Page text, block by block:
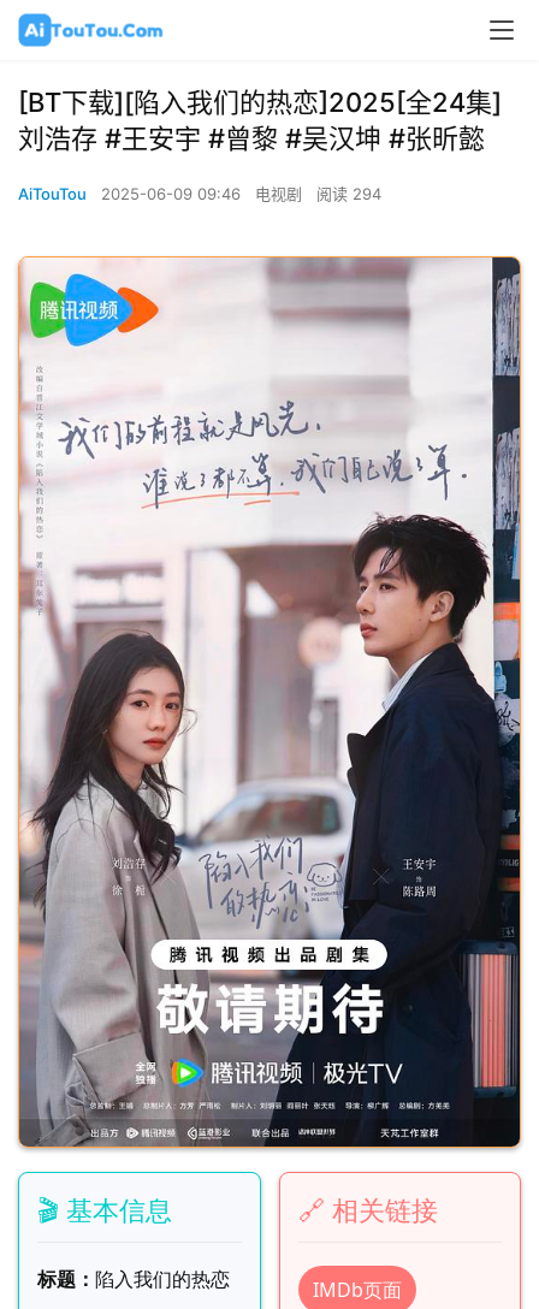
[BT下载][陷入我们的热恋]2025[全24集]
刘浩存 #王安宇 #曾黎 #吴汉坤 #张昕懿
AiTouTou 2025-06-09 09:46 电视剧 阅读 294
🎬 基本信息
标题： 陷入我们的热恋
🔗 相关链接
IMDb页面